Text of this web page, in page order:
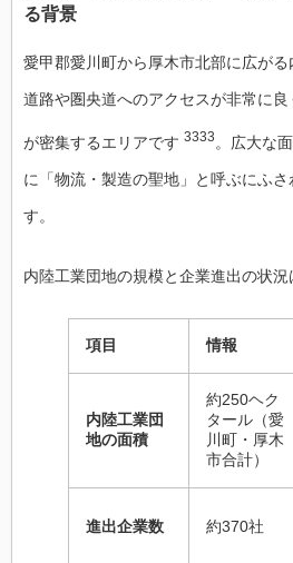
る背景
愛甲郡愛川町から厚木市北部に広が
道路や圏央道へのアクセスが非常に
が密集するエリアです 3333 。広大な
に「物流・製造の聖地」と呼ぶにふ
す。
内陸工業団地の規模と企業進出の状況
項目 情報
内陸工業団
地の面積
約250ヘク
タール（愛
川町・厚木
市合計）
進出企業数 約370社